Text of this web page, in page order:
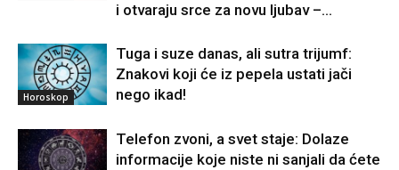
i otvaraju srce za novu ljubav –...
Horoskop
Tuga i suze danas, ali sutra trijumf:
Znakovi koji će iz pepela ustati jači
nego ikad!
Telefon zvoni, a svet staje: Dolaze
informacije koje niste ni sanjali da ćete